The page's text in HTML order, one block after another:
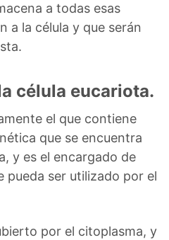
a todas esas
a la célula y que serán
célula eucariota.
el que contiene
que se encuentra
y es el encargado de
pueda ser utilizado por el
por el citoplasma, y